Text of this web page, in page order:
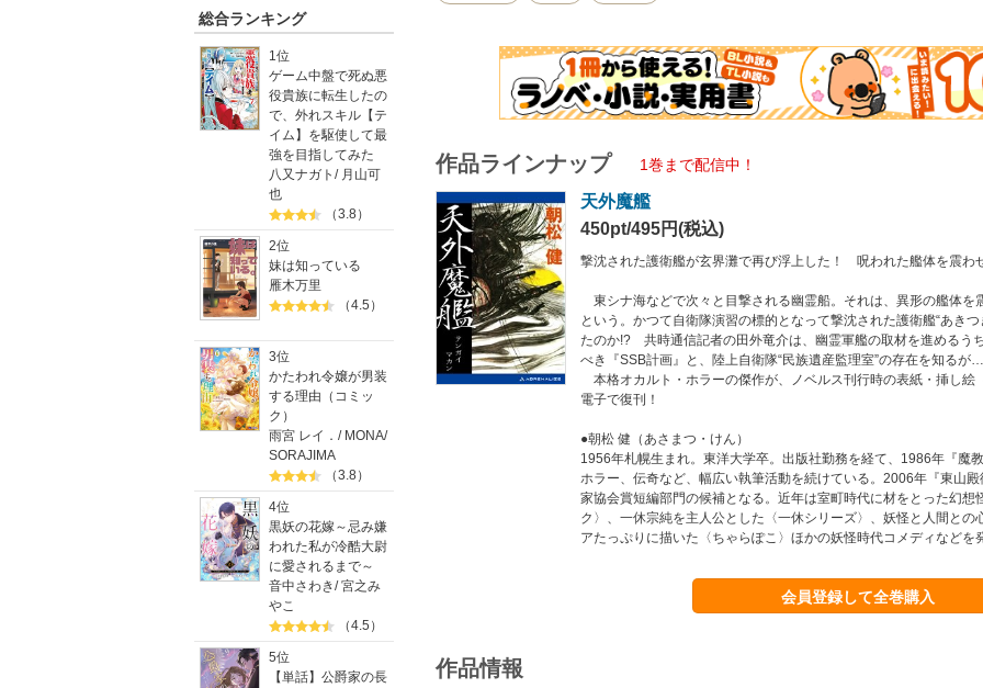
総合ランキング
1位
ゲーム中盤で死ぬ悪
役貴族に転生したの
で、外れスキル【テ
イム】を駆使して最
強を目指してみた
八又ナガト / 月山可
也
（3.8）
2位
妹は知っている
雁木万里
（4.5）
3位
かたわれ令嬢が男装
する理由（コミッ
ク）
雨宮 レイ． / MONA/
SORAJIMA
（3.8）
4位
黒妖の花嫁～忌み嫌
われた私が冷酷大尉
に愛されるまで～
音中さわき/宮之み
やこ
（4.5）
5位
【単話】公爵家の長
純を主人公とした〈一休シリーズ〉、妖怪と人間との心温まる交流をユーモアたっぷりに描
発表している。
作品ラインナップ 1巻まで配信中！
天外魔艦
450pt/495円(税込)
撃沈された護衛艦が玄界灘で再び浮上した！ 呪われた艦体を震わ
東シナ海などで次々と目撃される幽霊船。それは、異形の艦体を
という。かつて自衛隊演習の標的となって撃沈された護衛艦“あきつ
たのか!? 共時通信記者の田外竜介は、幽霊軍艦の取材を進めるう
べき『SSB計画』と、陸上自衛隊“民族遺産監理室”の存在を知るが…
本格オカルト・ホラーの傑作が、ノベルス刊行時の表紙・挿し絵
電子で復刊！
●朝松 健（あさまつ・けん）
1956年札幌生まれ。東洋大学卒。出版社勤務を経て、1986年『魔
ホラー、伝奇など、幅広い執筆活動を続けている。2006年『東山
家協会賞短編部門の候補となる。近年は室町時代に材をとった幻想
ク〉、一休宗純を主人公とした〈一休シリーズ〉、妖怪と人間との
アたっぷりに描いた〈ちゃらぽこ〉ほかの妖怪時代コメディなどを
会員登録して全巻購入
作品情報